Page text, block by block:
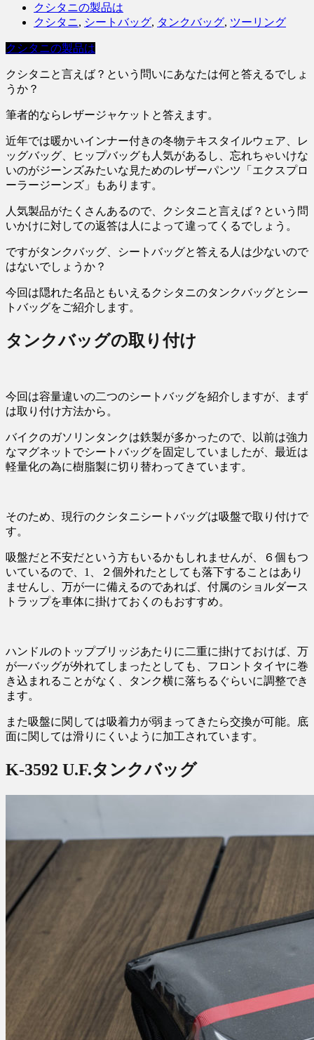
クシタニの製品は
クシタニ, シートバッグ, タンクバッグ, ツーリング
クシタニの製品は
クシタニと言えば？という問いにあなたは何と答えるでしょ
うか？
筆者的ならレザージャケットと答えます。
近年では暖かいインナー付きの冬物テキスタイルウェア、レ
ッグバッグ、ヒップバッグも人気があるし、忘れちゃいけな
いのがジーンズみたいな見ためのレザーパンツ「エクスプロ
ーラージーンズ」もあります。
人気製品がたくさんあるので、クシタニと言えば？という問
いかけに対しての返答は人によって違ってくるでしょう。
ですがタンクバッグ、シートバッグと答える人は少ないので
はないでしょうか？
今回は隠れた名品ともいえるクシタニのタンクバッグとシー
トバッグをご紹介します。
タンクバッグの取り付け
今回は容量違いの二つのシートバッグを紹介しますが、まず
は取り付け方法から。
バイクのガソリンタンクは鉄製が多かったので、以前は強力
なマグネットでシートバッグを固定していましたが、最近は
軽量化の為に樹脂製に切り替わってきています。
そのため、現行のクシタニシートバッグは吸盤で取り付けで
す。
吸盤だと不安だという方もいるかもしれませんが、６個もつ
いているので、1、２個外れたとしても落下することはあり
ませんし、万が一に備えるのであれば、付属のショルダース
トラップを車体に掛けておくのもおすすめ。
ハンドルのトップブリッジあたりに二重に掛けておけば、万
が一バッグが外れてしまったとしても、フロントタイヤに巻
き込まれることがなく、タンク横に落ちるぐらいに調整でき
ます。
また吸盤に関しては吸着力が弱まってきたら交換が可能。底
面に関しては滑りにくいように加工されています。
K-3592 U.F.タンクバッグ